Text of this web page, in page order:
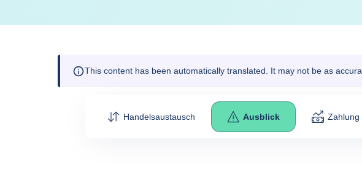
This content has been automatically translated. It may not be as
Handelsaustausch Ausblick Zahlung